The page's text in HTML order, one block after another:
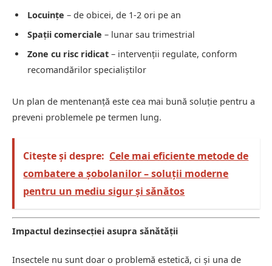
Locuințe – de obicei, de 1-2 ori pe an
Spații comerciale – lunar sau trimestrial
Zone cu risc ridicat – intervenții regulate, conform
recomandărilor specialiștilor
Un plan de mentenanță este cea mai bună soluție pentru a
preveni problemele pe termen lung.
Citește și despre: Cele mai eficiente metode de
combatere a șobolanilor – soluții moderne
pentru un mediu sigur și sănătos
Impactul dezinsecției asupra sănătății
Insectele nu sunt doar o problemă estetică, ci și una de